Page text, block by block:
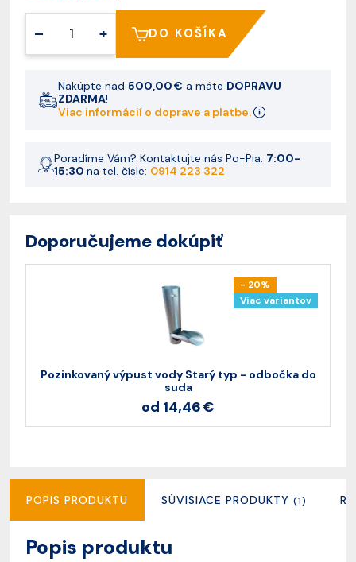
– + DO KOŠÍKA
Nakúpte nad 500,00 € a máte DOPRAVU
ZDARMA!
Viac informácií o doprave a platbe.
Poradíme Vám? Kontaktujte nás Po-Pia: 7:00-
15:30 na tel. čísle: 0914 223 322
Doporučujeme dokúpiť
- 20%
Viac variantov
Pozinkovaný výpust vody Starý typ - odbočka do
suda
od 14,46 €
POPIS PRODUKTU SÚVISIACE PRODUKTY (1)
Popis produktu